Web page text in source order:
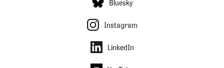
Bluesky
Instagram
LinkedIn